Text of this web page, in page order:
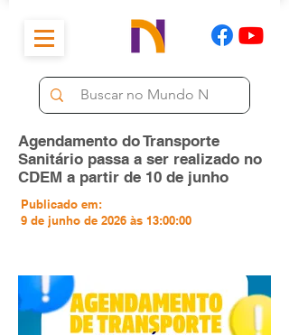
Agendamento do Transporte
Sanitário passa a ser realizado no
CDEM a partir de 10 de junho
Publicado em:
9 de junho de 2026 às 13:00:00